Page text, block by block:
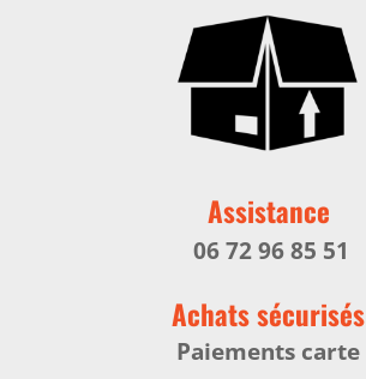
Assistance
06 72 96 85 51
Achats sécurisés
Paiements carte